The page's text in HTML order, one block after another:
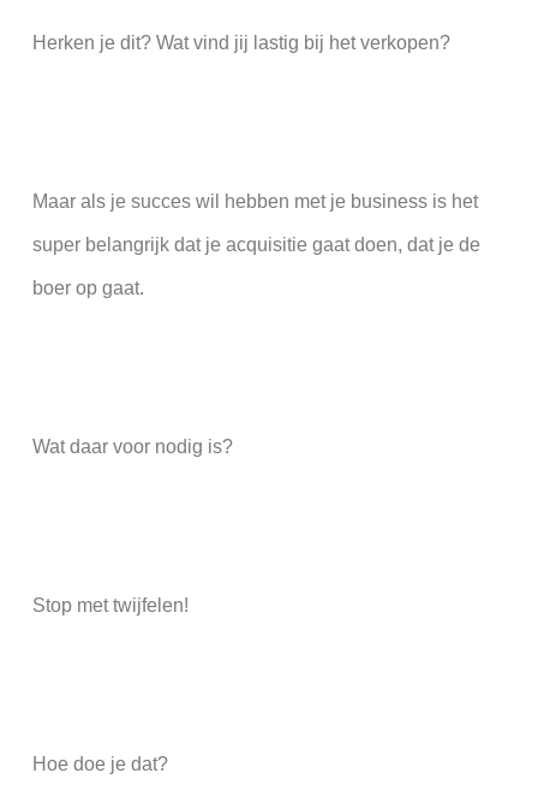
Herken je dit? Wat vind jij lastig bij het verkopen?
Maar als je succes wil hebben met je business is het
super belangrijk dat je acquisitie gaat doen, dat je de
boer op gaat.
Wat daar voor nodig is?
Stop met twijfelen!
Hoe doe je dat?